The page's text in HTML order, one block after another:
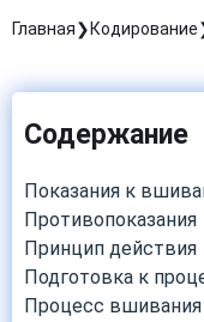
Главная Кодирование
Содержание
Показания к
Противопоказания
Принцип действия
Подготовка к
Процесс